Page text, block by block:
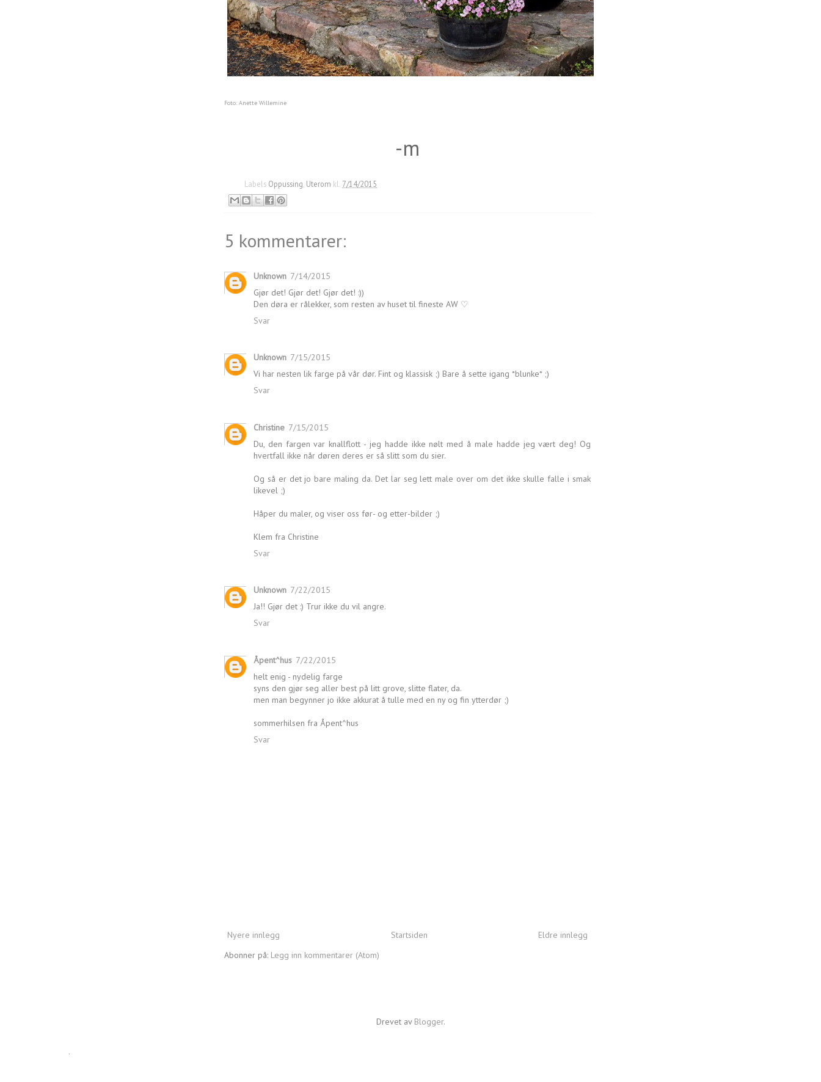
Foto: Anette Willemine
-m
Labels Oppussing, Uterom kl. 7/14/2015
5 kommentarer:
Unknown 7/14/2015
Gjør det! Gjør det! Gjør det! :))
Den døra er rålekker, som resten av huset til fineste AW ♡
Svar
Unknown 7/15/2015
Vi har nesten lik farge på vår dør. Fint og klassisk ;) Bare å sette igang *blunke* ;)
Svar
Christine 7/15/2015
Du, den fargen var knallflott - jeg hadde ikke nølt med å male hadde jeg vært deg! Og
hvertfall ikke når døren deres er så slitt som du sier.
Og så er det jo bare maling da. Det lar seg lett male over om det ikke skulle falle i smak
likevel ;)
Håper du maler, og viser oss før- og etter-bilder ;)
Klem fra Christine
Svar
Unknown 7/22/2015
Ja!! Gjør det :) Trur ikke du vil angre.
Svar
Åpent^hus 7/22/2015
helt enig - nydelig farge
syns den gjør seg aller best på litt grove, slitte flater, da.
men man begynner jo ikke akkurat å tulle med en ny og fin ytterdør ;)
sommerhilsen fra Åpent^hus
Svar
Nyere innlegg Eldre innlegg
Startsiden
Abonner på: Legg inn kommentarer (Atom)
Drevet av Blogger.
.